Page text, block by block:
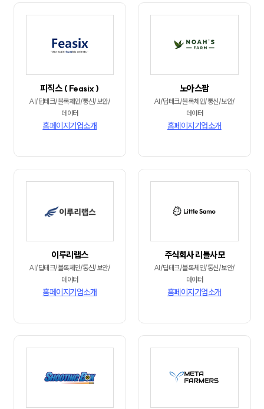
피직스 ( Feasix )
AI/딥테크/블록체인/통신/보안/
데이터
홈페이지기업소개
노아스팜
AI/딥테크/블록체인/통신/보안/
데이터
홈페이지기업소개
이루리랩스
AI/딥테크/블록체인/통신/보안/
데이터
홈페이지기업소개
주식회사 리틀사모
AI/딥테크/블록체인/통신/보안/
데이터
홈페이지기업소개